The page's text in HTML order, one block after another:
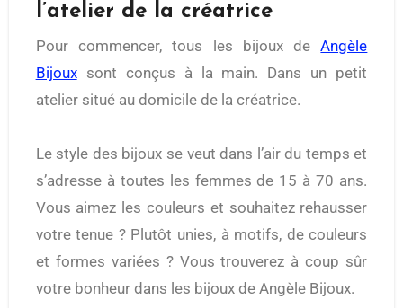
l’atelier de la créatrice
Pour commencer, tous les bijoux deAngèle
Bijouxsont conçus à la main. Dans un petit
atelier situé au domicile de la créatrice.
Le style des bijoux se veut dans l’air du temps et
s’adresse à toutes les femmes de 15 à 70 ans.
Vous aimez les couleurs et souhaitez rehausser
votre tenue ? Plutôt unies, à motifs, de couleurs
et formes variées ? Vous trouverez à coup sûr
votre bonheur dans les bijoux de Angèle Bijoux.